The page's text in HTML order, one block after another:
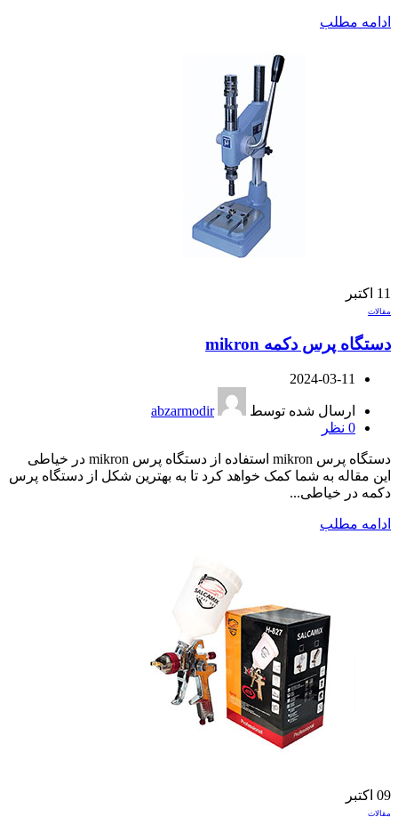
ادامه مطلب
11 اکتبر
مقالات
دستگاه پرس دکمه mikron
2024-03-11
ارسال شده توسط
abzarmodir
0 نظر
دستگاه پرس mikron استفاده از دستگاه پرس mikron در خیاطی
این مقاله به شما کمک خواهد کرد تا به بهترین شکل از دستگاه پرس
دکمه در خیاطی...
ادامه مطلب
09 اکتبر
مقالات